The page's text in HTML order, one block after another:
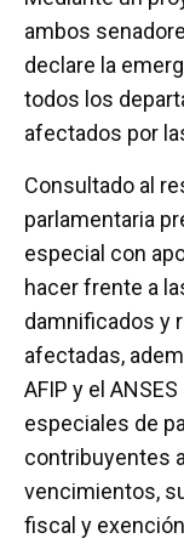
ambos
declare la
todos los
afectados por
Consultado al
parlamentaria
especial con
hacer frente a
damnificados y
afectadas,
AFIP y el
especiales de
contribuyentes
vencimientos,
fiscal y